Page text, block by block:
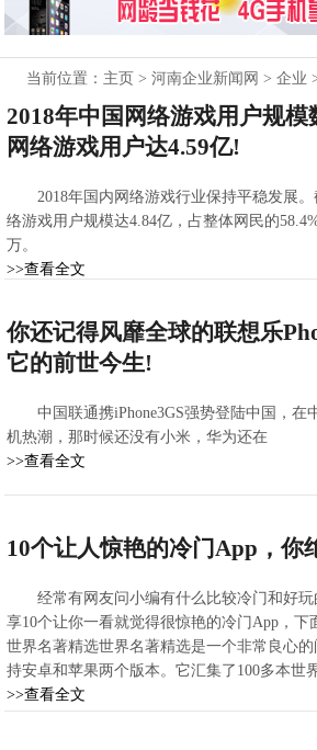
当前位置： 主页 >河南企业新闻网 >企业
2018年中国网络游戏用户规
网络游戏用户达4.59亿!
2018年国内网络游戏行业保持平稳发展。
络游戏用户规模达4.84亿，占整体网民的
万。
>>查看全文
你还记得风靡全球的联想乐
它的前世今生!
中国联通携iPhone3GS强势登陆中国，在
机热潮，那时候还没有小米，华为还在
>>查看全文
10个让人惊艳的冷门App，你
经常有网友问小编有什么比较冷门和好
享10个让你一看就觉得很惊艳的冷门App，下
世界名著精选世界名著精选是一个非常良心
持安卓和苹果两个版本。它汇集了100多本世
>>查看全文